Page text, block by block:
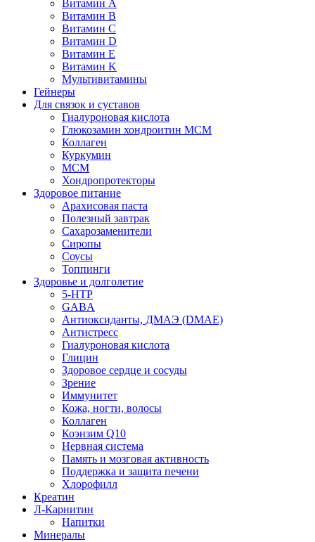
Витамин A
Витамин B
Витамин C
Витамин D
Витамин E
Витамин K
Мультивитамины
Гейнеры
Для связок и суставов
Гиалуроновая кислота
Глюкозамин хондроитин МСМ
Коллаген
Куркумин
МСМ
Хондропротекторы
Здоровое питание
Арахисовая паста
Полезный завтрак
Сахарозаменители
Сиропы
Соусы
Топпинги
Здоровье и долголетие
5-HTP
GABA
Антиоксиданты, ДМАЭ (DMAE)
Антистресс
Гиалуроновая кислота
Глицин
Здоровое сердце и сосуды
Зрение
Иммунитет
Кожа, ногти, волосы
Коллаген
Коэнзим Q10
Нервная система
Память и мозговая активность
Поддержка и защита печени
Хлорофилл
Креатин
Л-Карнитин
Напитки
Минералы